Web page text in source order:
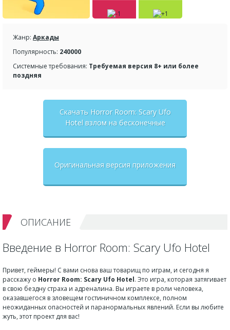
Жанр: Аркады
Популярность: 240000
Системные требования: Требуемая версия 8+ или более
поздняя
Скачать Horror Room: Scary Ufo
Hotel взлом на бесконечные
Оригинальная версия приложения
ОПИСАНИЕ
Введение в Horror Room: Scary Ufo Hotel
Привет, геймеры! С вами снова ваш товарищ по играм, и сегодня я
расскажу о Horror Room: Scary Ufo Hotel. Это игра, которая затягивает
в свою бездну страха и адреналина. Вы играете в роли человека,
оказавшегося в зловещем гостиничном комплексе, полном
неожиданных опасностей и паранормальных явлений. Если вы любите
жуть, этот проект для вас!